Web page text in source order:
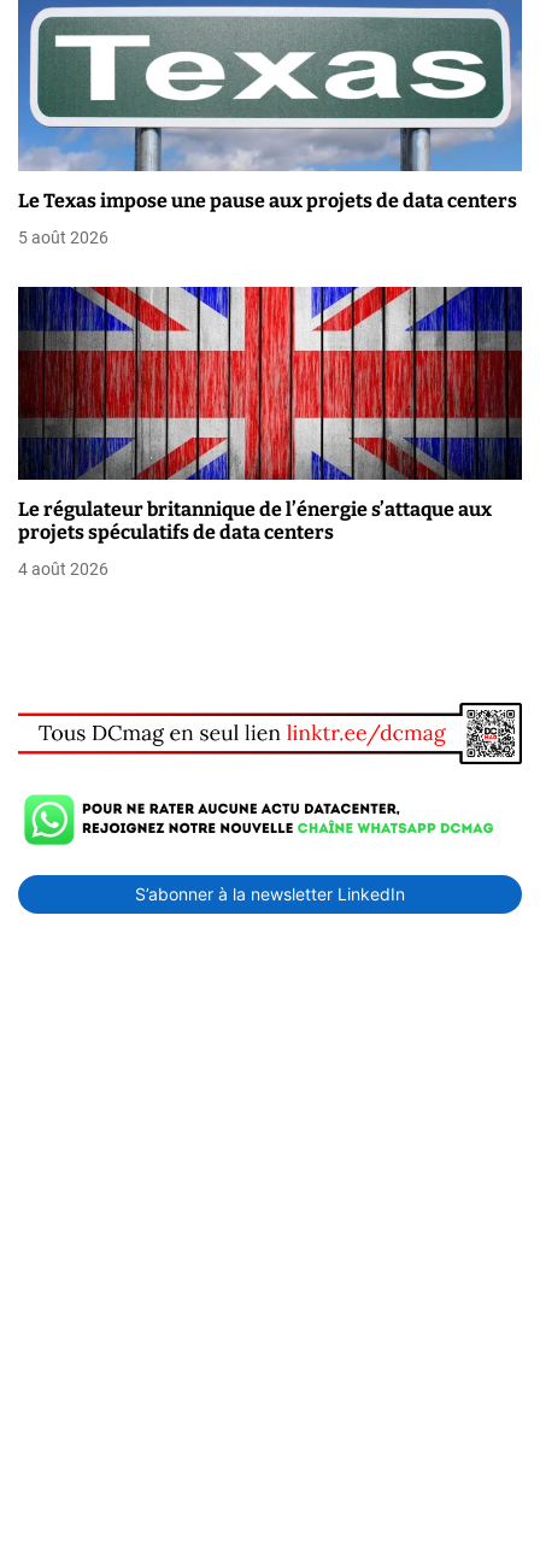
r
t
i
l
e
Le Texas impose une pause aux projets de data centers
5 août 2026
Le régulateur britannique de l’énergie s’attaque aux
projets spéculatifs de data centers
4 août 2026
S’abonner à la newsletter LinkedIn